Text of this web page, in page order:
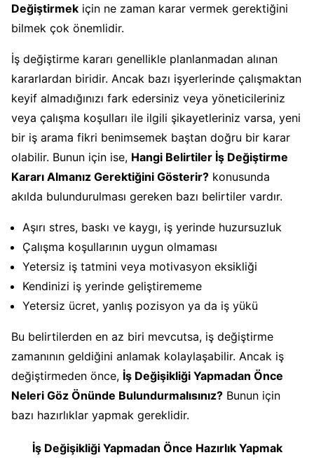
Değiştirmek için ne zaman karar vermek gerektiğini
bilmek çok önemlidir.
İş değiştirme kararı genellikle planlanmadan alınan
kararlardan biridir. Ancak bazı işyerlerinde çalışmaktan
keyif almadığınızı fark edersiniz veya yöneticileriniz
veya çalışma koşulları ile ilgili şikayetleriniz varsa, yeni
bir iş arama fikri benimsemek baştan doğru bir karar
olabilir. Bunun için ise, Hangi Belirtiler İş Değiştirme
Kararı Almanız Gerektiğini Gösterir? konusunda
akılda bulundurulması gereken bazı belirtiler vardır.
Aşırı stres, baskı ve kaygı, iş yerinde huzursuzluk
Çalışma koşullarının uygun olmaması
Yetersiz iş tatmini veya motivasyon eksikliği
Kendinizi iş yerinde geliştirememe
Yetersiz ücret, yanlış pozisyon ya da iş yükü
Bu belirtilerden en az biri mevcutsa, iş değiştirme
zamanının geldiğini anlamak kolaylaşabilir. Ancak iş
değiştirmeden önce, İş Değişikliği Yapmadan Önce
Neleri Göz Önünde Bulundurmalısınız? Bunun için
bazı hazırlıklar yapmak gereklidir.
İş Değişikliği Yapmadan Önce Hazırlık Yapmak